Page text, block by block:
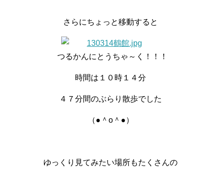
さらにちょっと移動すると
つるかんにとうちゃ～く！！！
時間は１０時１４分
４７分間のぶらり散歩でした
（●＾o＾●）
ゆっくり見てみたい場所もたくさんの